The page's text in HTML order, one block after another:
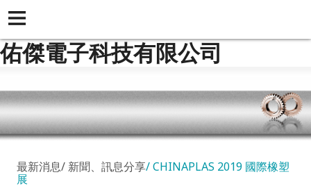
佑傑電子科技有限公司
最新消息 新聞、訊息分享 CHINAPLAS 2019 國際橡塑
展